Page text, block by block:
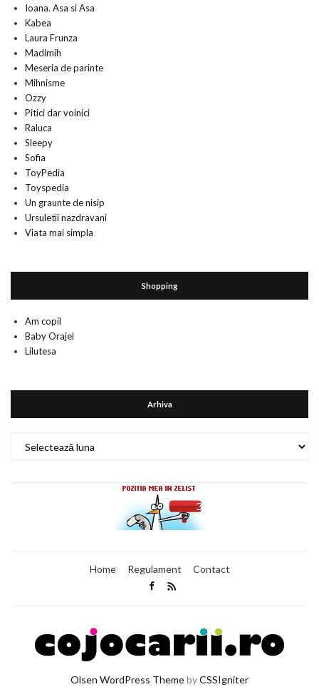
Ioana. Asa si Asa
Kabea
Laura Frunza
Madimih
Meseria de parinte
Mihnisme
Ozzy
Pitici dar voinici
Raluca
Sleepy
Sofia
ToyPedia
Toyspedia
Un graunte de nisip
Ursuletii nazdravani
Viata mai simpla
Shopping
Am copil
Baby Orajel
Lilutesa
Arhiva
Home Regulament Contact
Olsen WordPress ThemebyCSSIgniter